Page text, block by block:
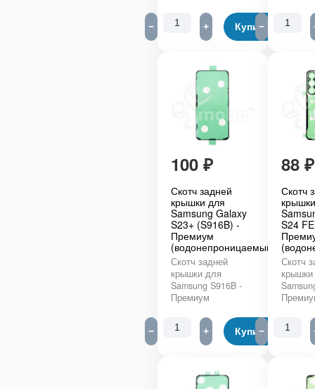
− + Купить
−
100 ₽
Скотч задней
крышки для
Samsung Galaxy
S23+ (S916B) -
Премиум
(водонепроницаемый)
Скотч задней
крышки для
Samsung S916B -
Премиум
− + Купить
88 ₽
Скотч
S24
Скотч
−